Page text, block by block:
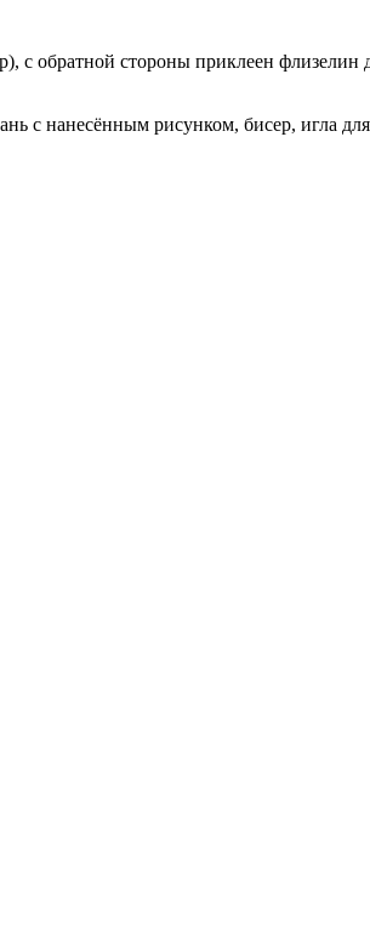
с обратной стороны приклеен
с нанесённым рисунком, бисер, игла